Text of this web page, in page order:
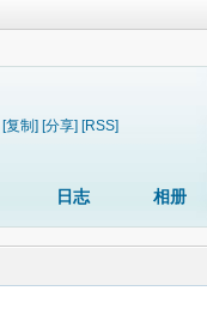
[复制] [分享] [RSS]
日志 相册